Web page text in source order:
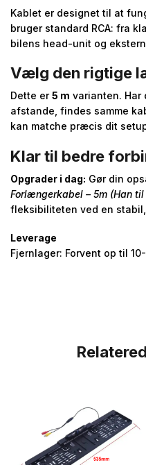
Kablet er designet til at
bruger standard RCA: fra
bilens head-unit og
Vælg den rigtige
Dette er5 m varianten. Har
afstande, findes samme
kan matche præcis dit
Klar til bedre
Opgrader i dag: Gør din
Forlængerkabel – 5m (Han
fleksibiliteten ved en
Leverage
Fjernlager: Forvent op til